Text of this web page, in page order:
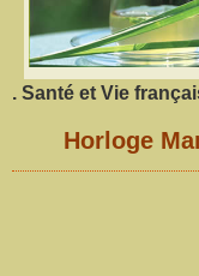
Santé et Vie
Horloge